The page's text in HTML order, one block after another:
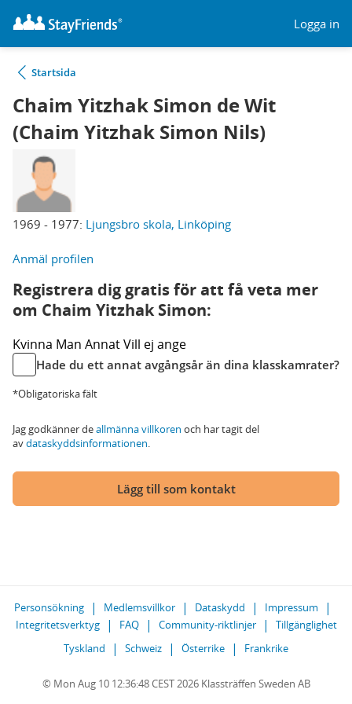
Logga in
Startsida
Chaim Yitzhak Simon de Wit
(Chaim Yitzhak Simon Nils)
1969 - 1977: Ljungsbro skola, Linköping
Anmäl profilen
Registrera dig gratis för att få veta mer
om Chaim Yitzhak Simon:
Kvinna Man AnnatVill ej ange
Hade du ett annat avgångsår än dina klasskamrater?
*Obligatoriska fält
Jag godkänner deallmänna villkoren och har tagit del
avdataskyddsinformationen.
Lägg till som kontakt
Personsökning Medlemsvillkor Dataskydd
Impressum
Integritetsverktyg
FAQ Community-riktlinjer
Tillgänglighet
Tyskland
Schweiz Österrike Frankrike
© Mon Aug 10 12:36:48 CEST 2026 Klassträffen Sweden AB